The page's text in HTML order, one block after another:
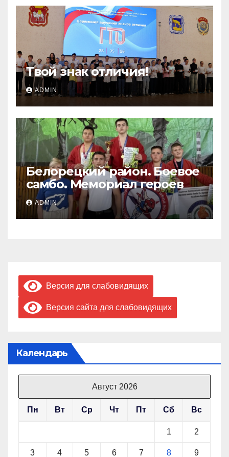
Твой знак отличия!
ADMIN
Белорецкий район. Боевое
самбо. Мемориал героев
ADMIN
Версия для слабовидящих
Версия сайта для слабовидящих
Календарь
Август 2026
Пн Вт Ср Чт Пт Сб Вс
1 2
3 4 5 6 7 8 9